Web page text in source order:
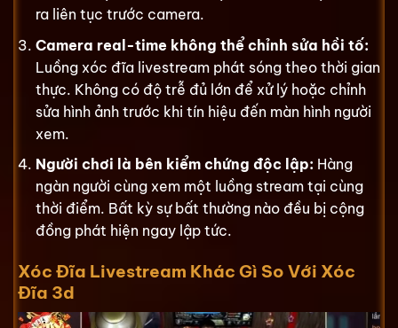
ra liên tục trước camera.
Camera real-time không thể chỉnh sửa hồi tố:
Luồng xóc đĩa livestream phát sóng theo thời gian
thực. Không có độ trễ đủ lớn để xử lý hoặc chỉnh
sửa hình ảnh trước khi tín hiệu đến màn hình người
xem.
Người chơi là bên kiểm chứng độc lập: Hàng
ngàn người cùng xem một luồng stream tại cùng
thời điểm. Bất kỳ sự bất thường nào đều bị cộng
đồng phát hiện ngay lập tức.
Xóc Đĩa Livestream Khác Gì So Với Xóc
Đĩa 3d